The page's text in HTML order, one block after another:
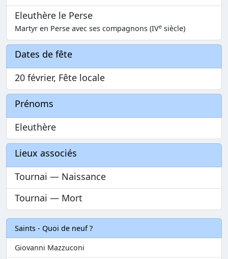
Eleuthère le Perse
Martyr en Perse avec ses compagnons (IVe siècle)
Dates de fête
20 février, Fête locale
Prénoms
Eleuthère
Lieux associés
Tournai — Naissance
Tournai — Mort
Saints - Quoi de neuf ?
Giovanni Mazzuconi